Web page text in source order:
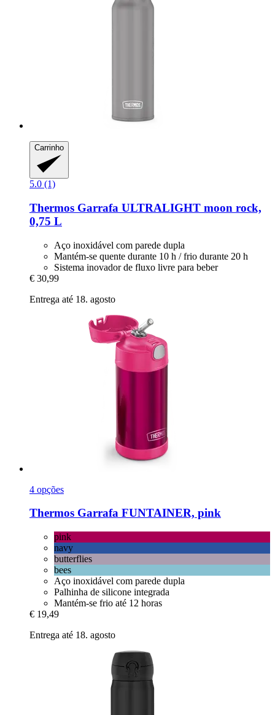
Carrinho
5.0 (1)
Thermos Garrafa ULTRALIGHT moon rock,
0,75 L
Aço inoxidável com parede dupla
Mantém-se quente durante 10 h / frio durante 20 h
Sistema inovador de fluxo livre para beber
€ 30,99
Entrega até 18. agosto
4 opções
Thermos Garrafa FUNTAINER, pink
pink
navy
butterflies
bees
Aço inoxidável com parede dupla
Palhinha de silicone integrada
Mantém-se frio até 12 horas
€ 19,49
Entrega até 18. agosto